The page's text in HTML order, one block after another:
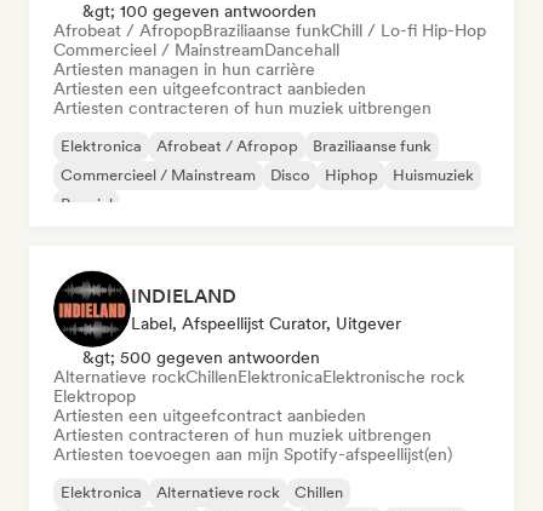
&gt; 100 gegeven antwoorden
Afrobeat / AfropopBraziliaanse funkChill / Lo-fi Hip-Hop
Commercieel / MainstreamDancehall
Artiesten managen in hun carrière
Artiesten een uitgeefcontract aanbieden
Artiesten contracteren of hun muziek uitbrengen
Elektronica Afrobeat / Afropop
Braziliaanse funk
Commercieel / Mainstream
Disco Hiphop
Huismuziek
Popziel
INDIELAND
Label, Afspeellijst Curator, Uitgever
&gt; 500 gegeven antwoorden
Alternatieve rockChillenElektronicaElektronische rock
Elektropop
Artiesten een uitgeefcontract aanbieden
Artiesten contracteren of hun muziek uitbrengen
Artiesten toevoegen aan mijn Spotify-afspeellijst(en)
Elektronica Alternatieve rock
Chillen